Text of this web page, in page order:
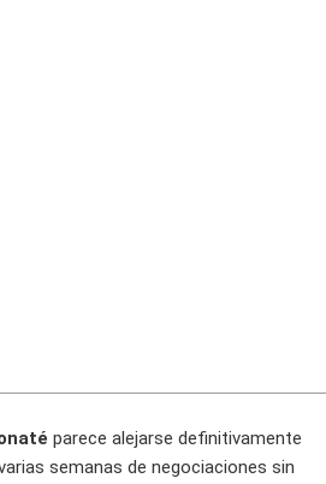
parece alejarse definitivamente
semanas de negociaciones sin